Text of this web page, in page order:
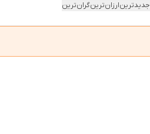
جدیدترینارزان‌ترینگران‌ترین